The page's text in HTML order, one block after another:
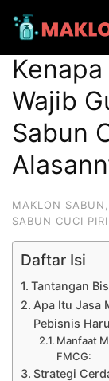
Kenapa Pebisnis
Ini Alasannya!
Wajib
Sabun
MAKLON SABUN
SABUN CUCI
Daftar Isi
Tantangan
Apa Itu Jasa
Pebisnis
Manfaat
FMCG:
Strategi